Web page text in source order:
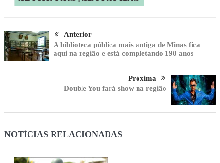
Anterior
A biblioteca pública mais antiga de Minas fica
aqui na região e está completando 190 anos
Próxima
Double You fará show na região
NOTÍCIAS RELACIONADAS